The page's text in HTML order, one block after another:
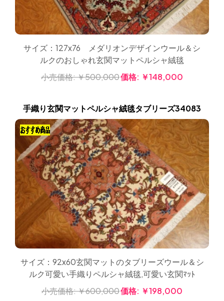
サイズ：127x76 メダリオンデザインウール＆シ
ルクのおしゃれ玄関マットペルシャ絨毯
小売価格:￥500,000価格: ￥148,000
手織り玄関マットペルシャ絨毯タブリーズ34083
サイズ：92x60玄関マットのタブリーズウール＆シ
ルク可愛い手織りペルシャ絨毯,可愛い玄関ﾏｯﾄ
小売価格:￥600,000価格: ￥198,000